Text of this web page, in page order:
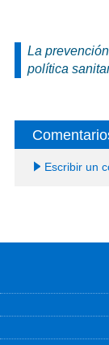
La
política
Escribir un